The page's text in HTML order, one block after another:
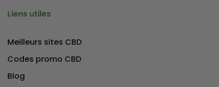
Liens utiles
Meilleurs sites CBD
Codes promo CBD
Blog